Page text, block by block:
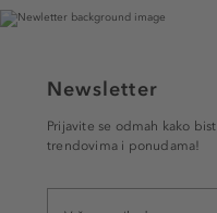
Newsletter
Prijavite se odmah kako
trendovima i ponudama!